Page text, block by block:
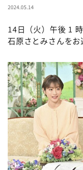
これ余談なんで
て真剣です
探偵！ナイトス
news おかえり
河合＆A.B.C-Z
（news おかえ
DAIGOも台所 ～
本日はダイアン
朝だ！生です旅
教えて！ニュー
ＬＩＦＥ～夢の
2024.05.14
14日（火）午後 1
石原さとみさんをお